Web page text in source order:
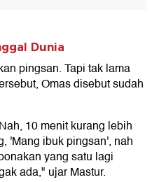
Dunia
pingsan. Tapi tak lama
Omas disebut sudah
10 menit kurang lebih
'Mang ibuk pingsan', nah
yang satu lagi
ada," ujar Mastur.